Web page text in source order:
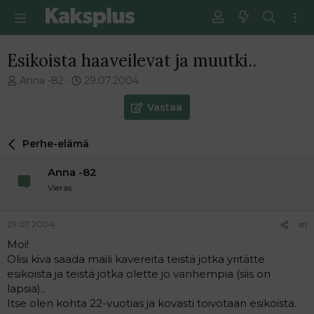
Esikoista haaveilevat ja muutki..
V
e
t
n
a
l
o
i
t
t
Anna -82
E
m
i
s
t
29.07.2004
Vastaa
Perhe-elämä
Anna -82
Vieras
29.07.2004 #1
Moi!
Olisi kiva saada maili kavereita teistä jotka yritätte
esikoista ja teistä jotka olette jo vanhempia (siis on
lapsia)..
Itse olen kohta 22-vuotias ja kovasti toivotaan esikoista.